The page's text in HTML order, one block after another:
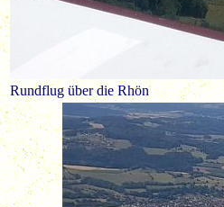
Rundflug über die Rhön